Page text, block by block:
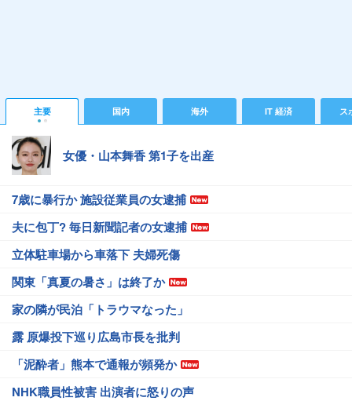
主要 国内 海外 IT 経済 ス
女優・山本舞香 第1子を出産
7歳に暴行か 施設従業員の女逮捕
夫に包丁? 毎日新聞記者の女逮捕
立体駐車場から車落下 夫婦死傷
関東「真夏の暑さ」は終了か
家の隣が民泊「トラウマなった」
露 原爆投下巡り広島市長を批判
「泥酔者」熊本で通報が頻発か
NHK職員性被害 出演者に怒りの声